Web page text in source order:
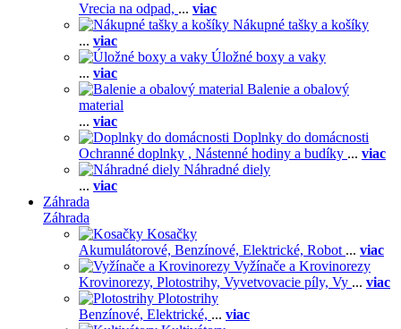
Vrecia na odpad, ... viac
Nákupné tašky a košíky
... viac
Úložné boxy a vaky
... viac
Balenie a obalový
material
... viac
Doplnky do domácnosti
Ochranné doplnky , Nástenné hodiny a budíky ... viac
Náhradné diely
... viac
Záhrada
Záhrada
Kosačky
Akumulátorové, Benzínové, Elektrické, Robot ... viac
Vyžínače a Krovinorezy
Krovinorezy, Plotostrihy, Vyvetvovacie píly, Vy ... viac
Plotostrihy
Benzínové, Elektrické, ... viac